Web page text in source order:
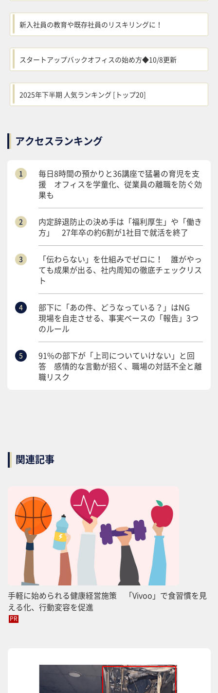
新入社員の教育や既存社員のリスキリングに！
スタートアップバックオフィスの始め方◆10/8更新
2025年下半期 人気ランキング [トップ20]
アクセスランキング
毎日8時間の預かりと36講座で猛暑の育児を支
援 オフィスを学童化、従業員の離職を防ぐ効
果も
内定辞退防止の決め手は「福利厚生」や「働き
方」 27年卒の約6割が1社目で就活を終了
「伝わらない」を仕組みでゼロに！ 誰がやっ
ても成果が出る、社内周知の徹底チェックリス
ト
部下に「あの件、どうなっている？」はNG
現場を自走させる、事実ベースの「報告」3つ
のルール
91%の部下が「上司についていけない」と回
答 感情的な言動が招く、職場の対話不全と離
職リスク
関連記事
手軽に始められる健康経営施策 「Vivoo」で食習慣を見
える化、行動変容を促進
PR